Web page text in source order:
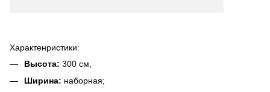
Характенристики:
Высота: 300 см,
Ширина: наборная;